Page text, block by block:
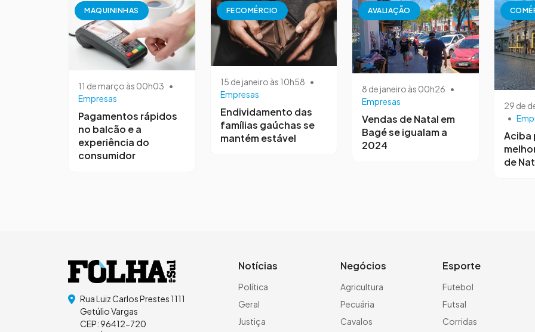
MAQUININHAS
11 de março às 00h03 •
Empresas
Pagamentos rápidos
no balcão e a
experiência do
consumidor
FECOMÉRCIO
15 de janeiro às 10h58 •
Empresas
Endividamento das
famílias gaúchas se
mantém estável
AVALIAÇÃO
8 de janeiro às 00h26 •
Empresas
Vendas de Natal em
Bagé se igualam a
2024
29 de
•
Aciba
de
Rua Luiz Carlos Prestes 1111
Getúlio Vargas
CEP: 96412-720
Notícias
Política
Geral
Justiça
Negócios
Agricultura
Pecuária
Cavalos
Esporte
Futebol
Futsal
Corridas